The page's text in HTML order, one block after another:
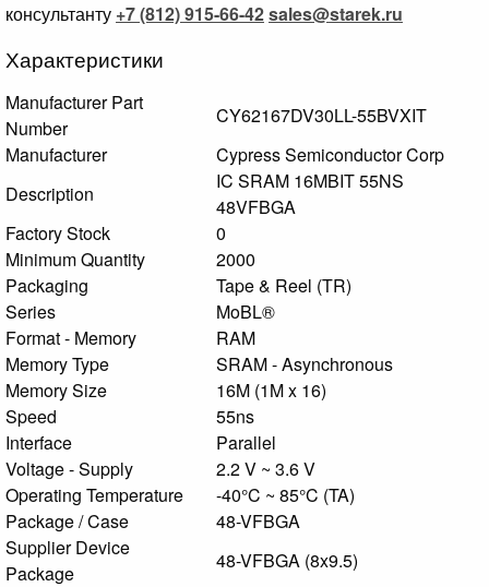
консультанту +7 (812) 915-66-42sales@starek.ru
Характеристики
Manufacturer Part
Number
CY62167DV30LL-55BVXIT
Manufacturer
Cypress Semiconductor Corp
Description
IC SRAM 16MBIT 55NS
48VFBGA
Factory Stock
0
Minimum Quantity
2000
Packaging
Tape & Reel (TR)
Series
MoBL®
Format - Memory
RAM
Memory Type
SRAM - Asynchronous
Memory Size
16M (1M x 16)
Speed
55ns
Interface
Parallel
Voltage - Supply
2.2 V ~ 3.6 V
Operating Temperature
-40°C ~ 85°C (TA)
Package / Case
48-VFBGA
Supplier Device
Package
48-VFBGA (8x9.5)